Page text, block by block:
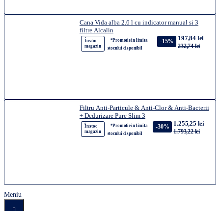
Cana Vida alba 2.6 l cu indicator manual si 3
filtre Alcalin
În stoc
magazin
*Promotie in limita
stocului disponibil
-15% 197,84 lei
232,74 lei
Filtru Anti-Particule & Anti-Clor & Anti-Bacterii
+ Dedurizare Pure Slim 3
În stoc
magazin
*Promotie in limita
stocului disponibil
-30% 1.255,25 lei
1.793,22 lei
Meniu